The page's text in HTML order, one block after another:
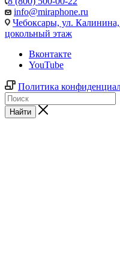
info@miraphone.ru
Чебоксары, ул.
цокольный этаж
Вконтакте
YouTube
Политика
Найти